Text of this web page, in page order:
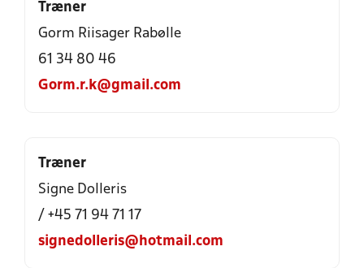
Træner
Gorm Riisager Rabølle
61 34 80 46
Gorm.r.k@gmail.com
Træner
Signe Dolleris
/ +45 71 94 71 17
signedolleris@hotmail.com